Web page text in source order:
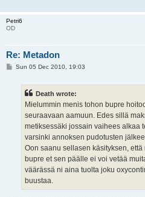
Petri6
OD
Re: Metadon
PSun 05 Dec 2010, 19:03
Death wrote:
Mielummin menis tohon bupre
seuraavaan aamuun. Edes sillä
metiksessäki jossain vaihees alkaa
varsinki annoksen pudotusten
Oon saanu sellasen käsityksen,
bupre et sen päälle ei voi vetää
väärässä ni aina tuolta joku
buustaa.